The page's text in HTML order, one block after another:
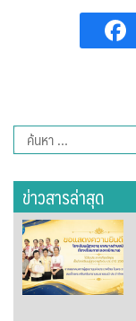
ปัวแฮปปี้รีสอร์ท
ปาริชาติเพลส
ภูรีสอร์ท
มองดูปัวคอทเทจ
ริมดอยรีสอร์ท
ค้นหา
สำหรับ:
ข่าวสารล่าสุด